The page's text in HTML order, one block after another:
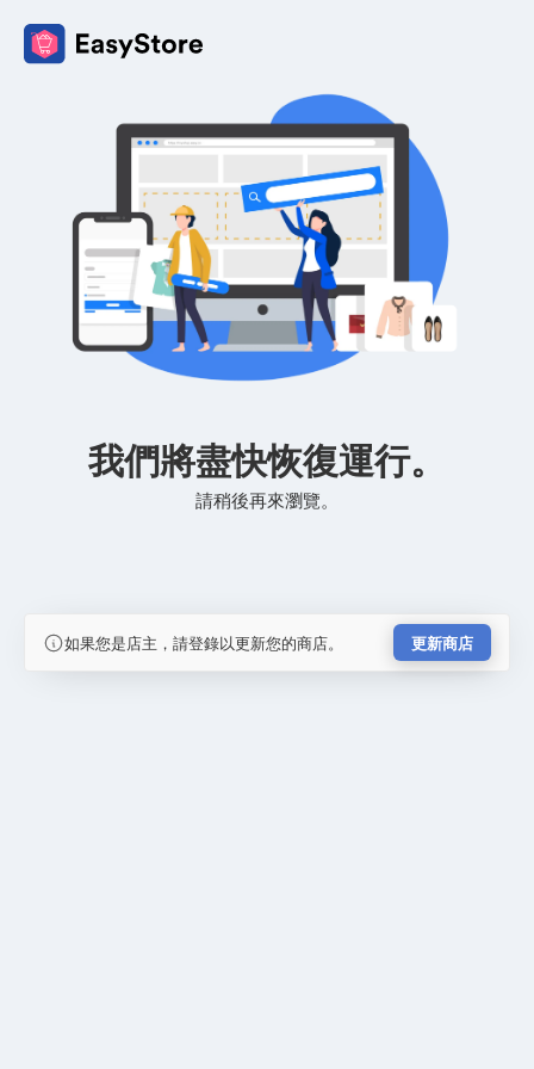
我們將盡快恢復運行。
請稍後再來瀏覽。
如果您是店主，請登錄以更新您的商店。 更新商店